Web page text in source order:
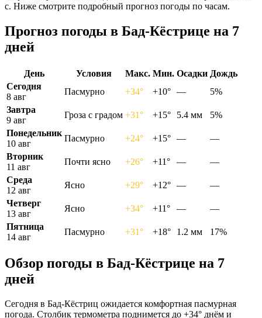
с. Ниже смотрите подробный прогноз погоды по часам.
Прогноз погоды в Бад-Кёстрице на 7
дней
День Условия Макс. Мин. Осадки Дождь
Сегодня
8 авг
Пасмурно +34° +10° —
5%
Завтра
9 авг
Гроза с градом +31° +15° 5.4 мм
5%
Понедельник
10 авг
Пасмурно +24° +15° —
—
Вторник
11 авг
Почти ясно +26° +11° —
—
Среда
12 авг
Ясно +29° +12° —
—
Четверг
13 авг
Ясно +34° +11° —
—
Пятница
14 авг
Пасмурно +31° +18° 1.2 мм 17%
Обзор погоды в Бад-Кёстрице на 7
дней
Сегодня в Бад-Кёстриц ожидается комфортная пасмурная
погода. Столбик термометра поднимется до +34° днём и